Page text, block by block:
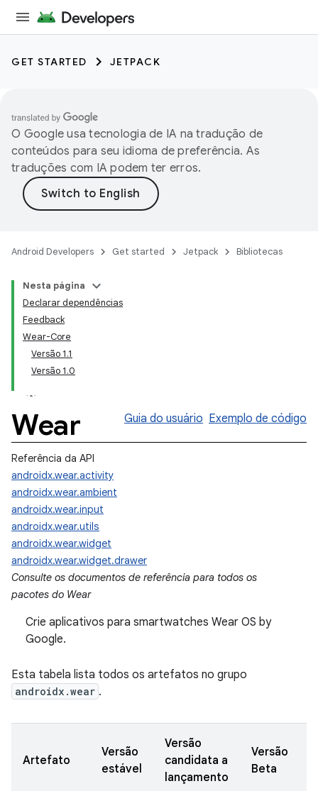
GET STARTED JETPACK
O Google usa tecnologia de IA na tradução de
conteúdos para seu idioma de preferência. As
traduções com IA podem ter erros.
Android Developers Get started Jetpack Bibliotecas
Nesta página
Declarar dependências
Feedback
Wear-Core
Versão 1.1
Versão 1.0
Wear Guia do usuário Exemplo de código
Referência da API
androidx.wear.activity
androidx.wear.ambient
androidx.wear.input
androidx.wear.utils
androidx.wear.widget
androidx.wear.widget.drawer
Consulte os documentos de referência para todos os
pacotes do Wear
Crie aplicativos para smartwatches Wear OS by
Google.
Esta tabela lista todos os artefatos no grupo
androidx.wear .
Artefato
Versão
estável
Versão
candidata a
lançamento
Versão
Beta